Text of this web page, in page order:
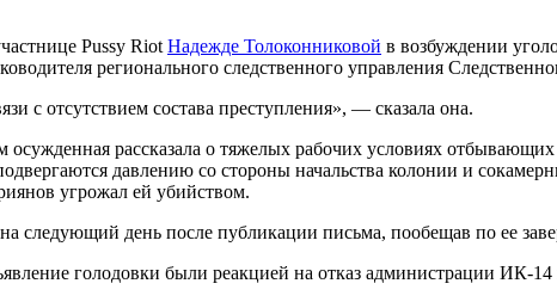
Pussy Riot Надежде Толоконниковой в возбуждении
регионального следственного управления
с отсутствием состава преступления», — сказала она.
осужденная рассказала о тяжелых рабочих условиях
давлению со стороны начальства колонии и
угрожал ей убийством.
следующий день после публикации письма, пообещав по ее
голодовки были реакцией на отказ администрации ИК-14